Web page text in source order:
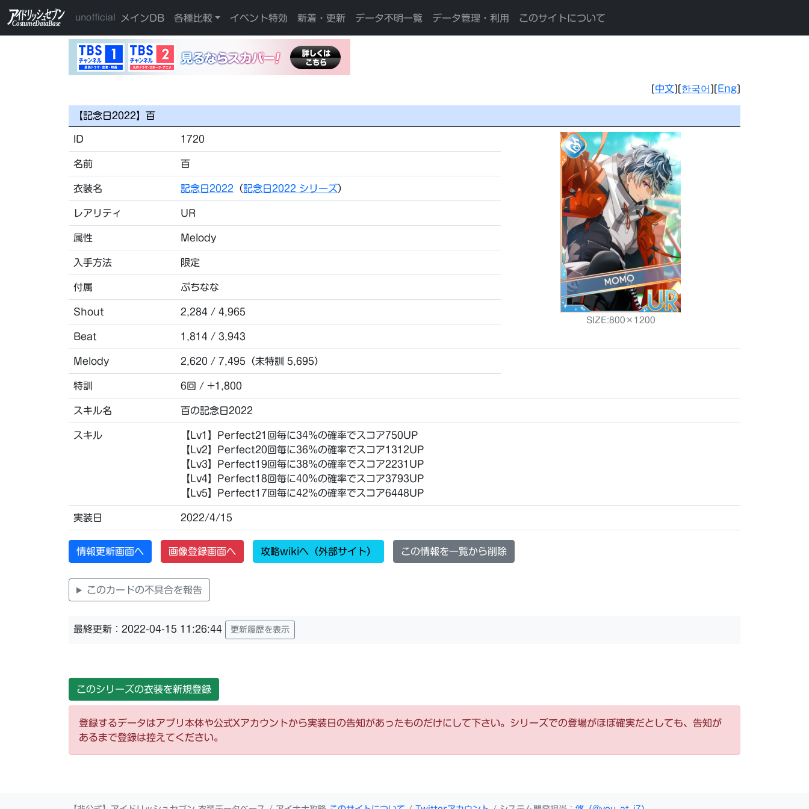
unofficial メインDB 各種比較 イベント特効 新着・更新 データ不明一覧 データ管理・利用 このサイトについて
[中文][한국어 ][Eng]
【記念日2022】百
ID 1720
SIZE:800×1200
名前 百
衣装名 記念日2022 （記念日2022 シリーズ）
レアリティ UR
属性 Melody
入手方法 限定
付属 ぷちなな
Shout 2,284 / 4,965
Beat 1,814 / 3,943
Melody 2,620 / 7,495（未特訓 5,695）
特訓 6回 / +1,800
スキル名 百の記念日2022
スキル
【Lv1】Perfect21回毎に34％の確率でスコア750UP
【Lv2】Perfect20回毎に36％の確率でスコア1312UP
【Lv3】Perfect19回毎に38％の確率でスコア2231UP
【Lv4】Perfect18回毎に40％の確率でスコア3793UP
【Lv5】Perfect17回毎に42％の確率でスコア6448UP
実装日 2022/4/15
情報更新画面へ 画像登録画面へ 攻略wikiへ（外部サイト） この情報を一覧から削除
このカードの不具合を報告
最終更新：2022-04-15 11:26:44 更新履歴を表示
このシリーズの衣装を新規登録
登録するデータはアプリ本体や公式Xアカウントから実装日の告知があったものだけにして下さい。シリーズでの登場がほぼ確実だとしても、告知が
あるまで登録は控えてください。